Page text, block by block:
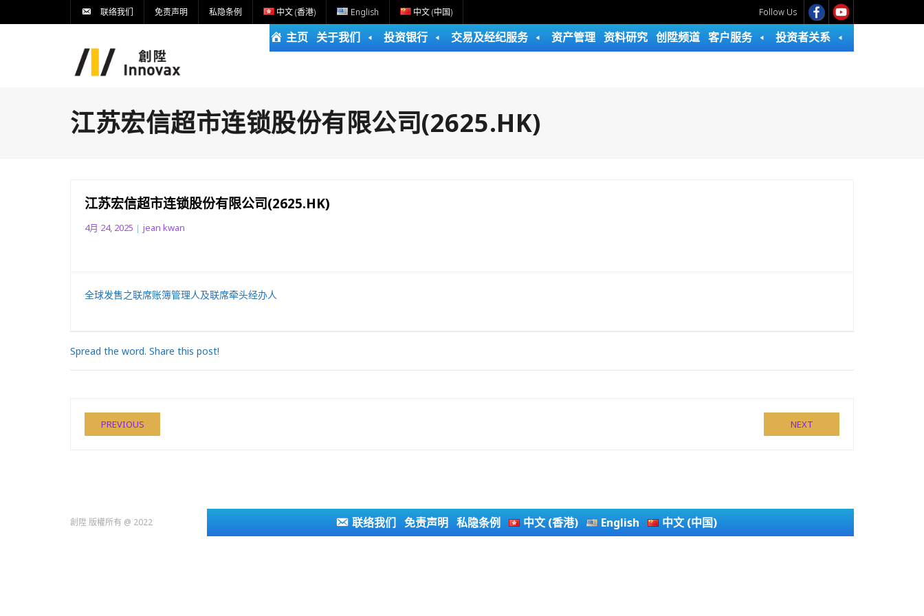
联络我们 免责声明 私隐条例 中文 (香港) English 中文 (中国) Follow Us
主页 关于我们 投资银行 交易及经纪服务 资产管理 资料研究 创陞频道 客户服务 投资者关系
江苏宏信超市连锁股份有限公司(2625.HK)
江苏宏信超市连锁股份有限公司(2625.HK)
4月 24, 2025 jean kwan
全球发售之联席账簿管理人及联席牵头经办人
Spread the word. Share this post!
PREVIOUS NEXT
創陞 版權所有 @ 2022 联络我们 免责声明 私隐条例 中文 (香港) English 中文 (中国)